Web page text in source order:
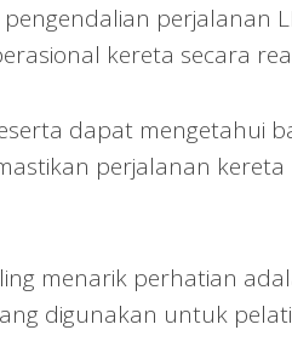
perjalanan
kereta secara
dapat mengetahui
perjalanan
menarik perhatian
digunakan untuk